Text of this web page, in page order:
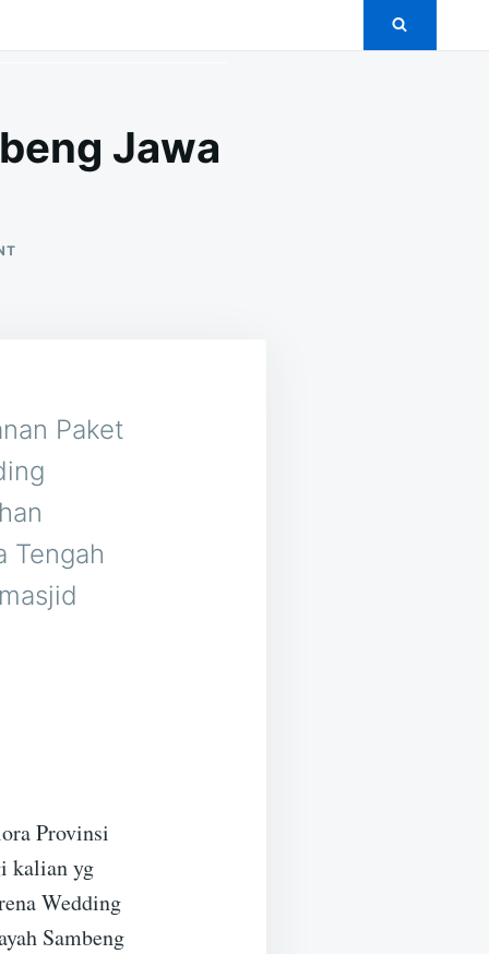
Jawa
Paket
Tengah
Provinsi
kalian yg
Wedding
Sambeng